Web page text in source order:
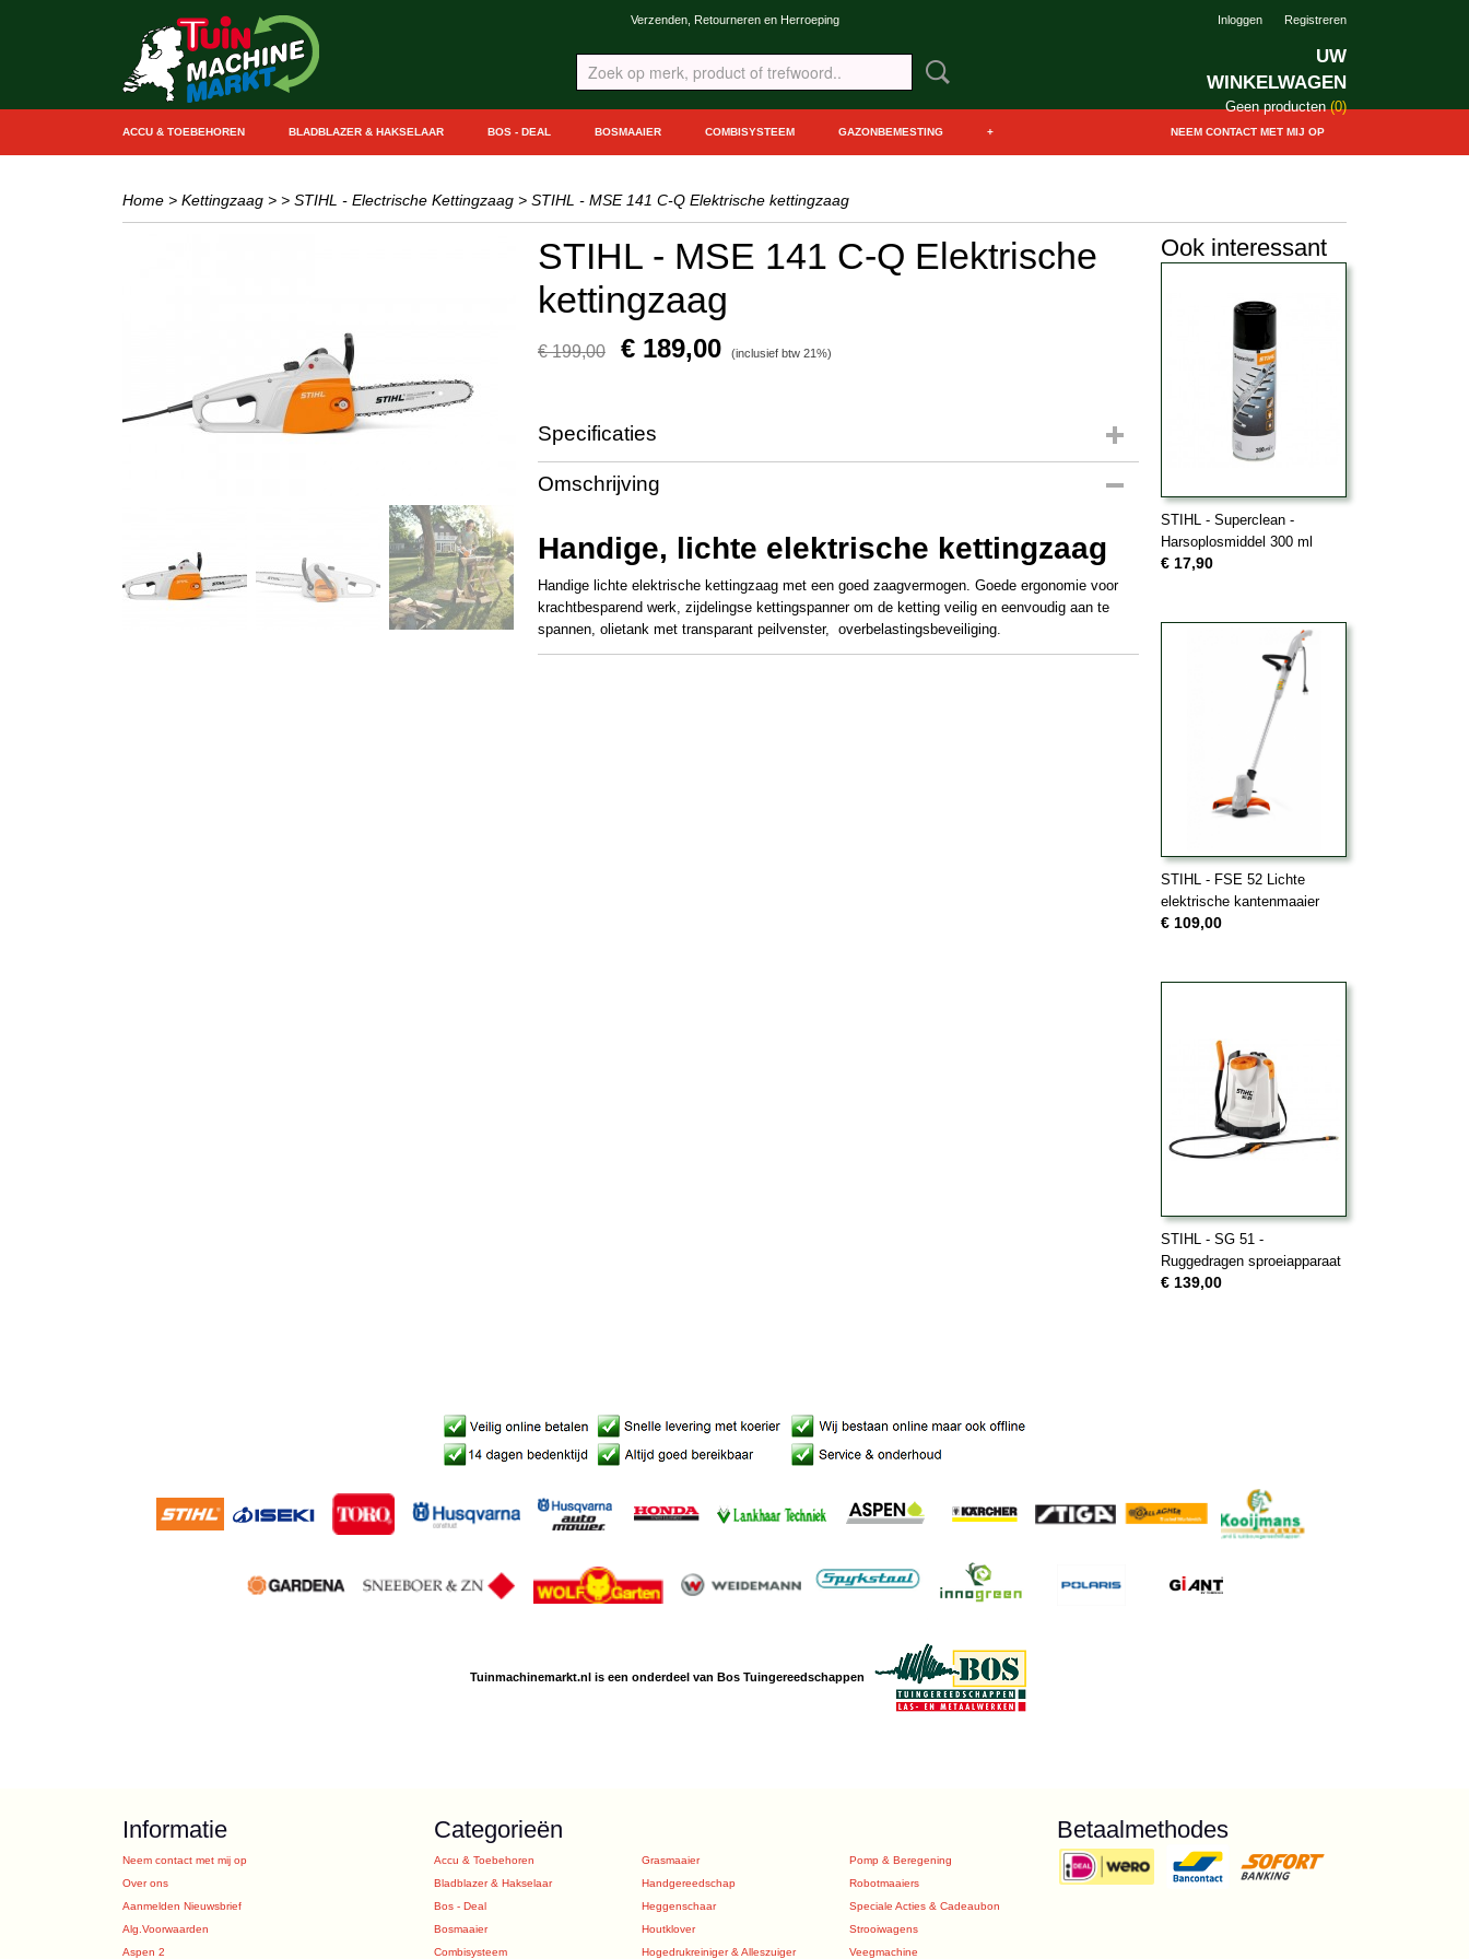
Verzenden, Retourneren en Herroeping Inloggen Registreren
UW
WINKELWAGEN
Geen producten(0)
NEEM CONTACT MET MIJ OP
ACCU & TOEBEHOREN BLADBLAZER & HAKSELAAR BOS - DEAL BOSMAAIER COMBISYSTEEM GAZONBEMESTING +
Home > Kettingzaag > > STIHL - Electrische Kettingzaag > STIHL - MSE 141 C-Q Elektrische kettingzaag
STIHL - MSE 141 C-Q Elektrische
kettingzaag
€ 199,00 € 189,00 (inclusief btw 21%)
Specificaties
Productcode
Productcode leverancier
Omschrijving
Handige, lichte elektrische kettingzaag
Handige lichte elektrische kettingzaag met een goed zaagvermogen. Goede ergonomie voor
krachtbesparend werk, zijdelingse kettingspanner om de ketting veilig en eenvoudig aan te
spannen, olietank met transparant peilvenster, overbelastingsbeveiliging.
Ook interessant
STIHL - Superclean -
Harsoplosmiddel 300 ml
€ 17,90
STIHL - FSE 52 Lichte
elektrische kantenmaaier
€ 109,00
STIHL - SG 51 -
Ruggedragen sproeiapparaat
€ 139,00
Tuinmachinemarkt.nl is een onderdeel van Bos Tuingereedschappen
Informatie
Neem contact met mij op
Over ons
Aanmelden Nieuwsbrief
Alg.Voorwaarden
Aspen 2
Categorieën
Accu & Toebehoren
Bladblazer & Hakselaar
Bos - Deal
Bosmaaier
Combisysteem
Grasmaaier
Handgereedschap
Heggenschaar
Houtklover
Hogedrukreiniger & Alleszuiger
Pomp & Beregening
Robotmaaiers
Speciale Acties & Cadeaubon
Strooiwagens
Veegmachine
Betaalmethodes